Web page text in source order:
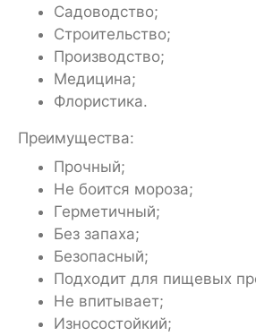
Садоводство;
Строительство;
Производство;
Медицина;
Флористика.
Преимущества:
Прочный;
Не боится мороза;
Герметичный;
Без запаха;
Безопасный;
Подходит для пищевых
Не впитывает;
Износостойкий;